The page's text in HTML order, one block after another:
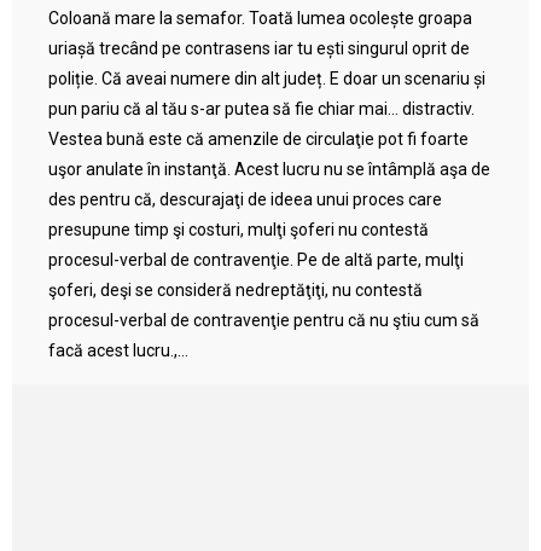
Coloană mare la semafor. Toată lumea ocolește groapa
uriașă trecând pe contrasens iar tu ești singurul oprit de
poliție. Că aveai numere din alt județ. E doar un scenariu și
pun pariu că al tău s-ar putea să fie chiar mai… distractiv.
Vestea bună este că amenzile de circulaţie pot fi foarte
uşor anulate în instanţă. Acest lucru nu se întâmplă aşa de
des pentru că, descurajaţi de ideea unui proces care
presupune timp şi costuri, mulţi şoferi nu contestă
procesul-verbal de contravenţie. Pe de altă parte, mulţi
şoferi, deşi se consideră nedreptăţiţi, nu contestă
procesul-verbal de contravenţie pentru că nu ştiu cum să
facă acest lucru.,...